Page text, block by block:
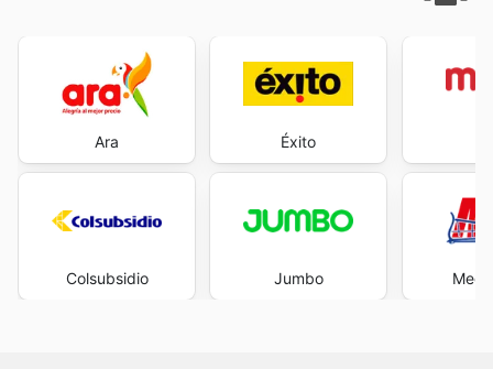
Ara
Colsubsidio
Éxito
Jumbo